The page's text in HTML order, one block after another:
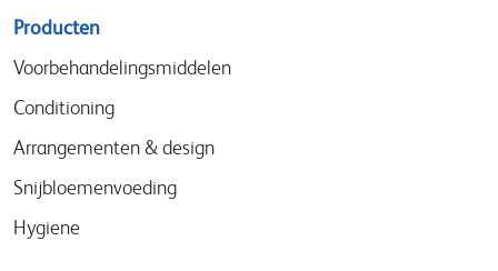
Sitemap
menu
Producten
Voorbehandelingsmiddelen
Conditioning
Arrangementen & design
Snijbloemenvoeding
Hygiene